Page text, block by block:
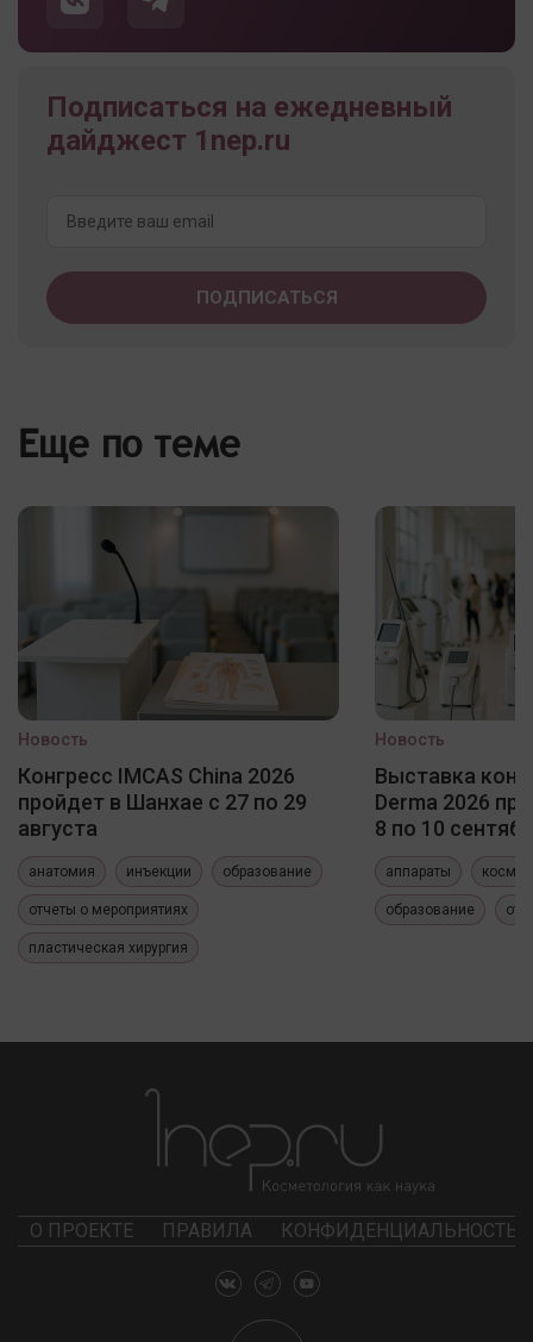
Подписаться на ежедневный
дайджест 1nep.ru
Еще по теме
Новость
Конгресс IMCAS China 2026
пройдет в Шанхае с 27 по 29
августа
анатомия инъекции образование
отчеты о мероприятиях
пластическая хирургия
Новость
Выставка
Derma 2026
8 по 10
аппараты
образование
О ПРОЕКТЕ ПРАВИЛА КОНФИДЕНЦИАЛЬНОСТЬ